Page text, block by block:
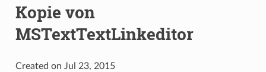
Kopie von
MSTextTextLinkeditor
Created on Jul 23, 2015